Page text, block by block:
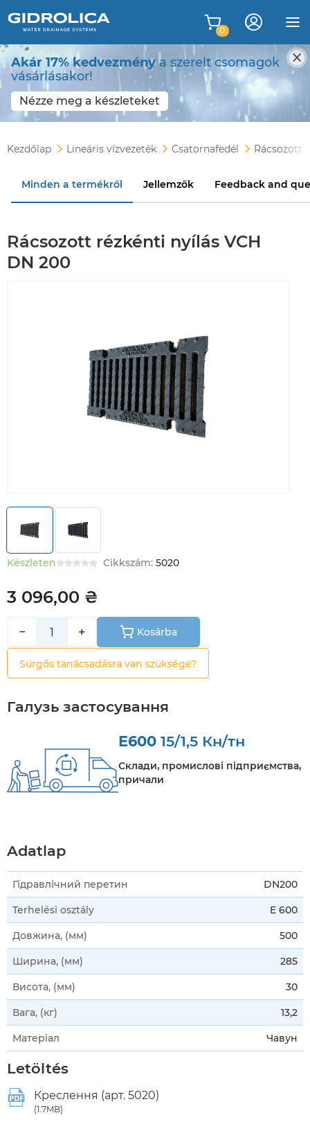
Akár 17% kedvezménya szerelt csomagok
vásárlásakor!
Nézze meg a készleteket
0
Kezdőlap Lineáris vízvezeték Csatornafedél Rácsozott
Minden a termékről Jellemzők Feedback and
Rácsozott rézkénti nyílás VCH
DN 200
Készleten Cikkszám: 5020
3 096,00 ₴
− + Kosárba
Sürgős tanácsadásra van szüksége?
Галузь застосування
E600 15/1,5 Кн/тн
Склади, промислові підприємства,
причали
Adatlap
Гідравлічний перетин DN200
Terhelési osztály E 600
Довжина, (мм) 500
Ширина, (мм) 285
Висота, (мм) 30
Вага, (кг) 13,2
Матеріал Чавун
Letöltés
Креслення (арт. 5020)
(1.7MB)